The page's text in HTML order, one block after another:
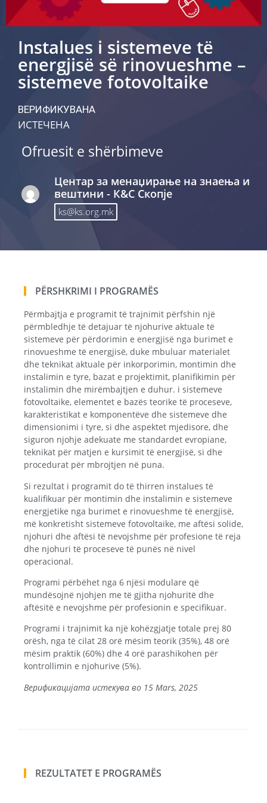
Instalues ​​i sistemeve të
energjisë së rinovueshme –
sistemeve fotovoltaike
ВЕРИФИКУВАНА
ИСТЕЧЕНА
Ofruesit e shërbimeve
Центар за менаџирање на знаења и
вештини - К&С Скопје
ks@ks.org.mk
PËRSHKRIMI I PROGRAMËS
Përmbajtja e programit të trajnimit përfshin një
përmbledhje të detajuar të njohurive aktuale të
sistemeve për përdorimin e energjisë nga burimet e
rinovueshme të energjisë, duke mbuluar materialet
dhe teknikat aktuale për inkorporimin, montimin dhe
instalimin e tyre, bazat e projektimit, planifikimin për
instalimin dhe mirëmbajtjen e duhur. i sistemeve
fotovoltaike, elementet e bazës teorike të proceseve,
karakteristikat e komponentëve dhe sistemeve dhe
dimensionimi i tyre, si dhe aspektet mjedisore, dhe
siguron njohje adekuate me standardet evropiane,
teknikat për matjen e kursimit të energjisë, si dhe
procedurat për mbrojtjen në puna.
Si rezultat i programit do të thirren instalues ​​të
kualifikuar për montimin dhe instalimin e sistemeve
energjetike nga burimet e rinovueshme të energjisë,
më konkretisht sistemeve fotovoltaike, me aftësi solide,
njohuri dhe aftësi të nevojshme për profesione të reja
dhe njohuri të proceseve të punës në nivel
operacional.
Programi përbëhet nga 6 njësi modulare që
mundësojnë njohjen me të gjitha njohuritë dhe
aftësitë e nevojshme për profesionin e specifikuar.
Programi i trajnimit ka një kohëzgjatje totale prej 80
orësh, nga të cilat 28 orë mësim teorik (35%), 48 orë
mësim praktik (60%) dhe 4 orë parashikohen për
kontrollimin e njohurive (5%).
Верификацијата истекува во 15 Mars, 2025
REZULTATET E PROGRAMËS